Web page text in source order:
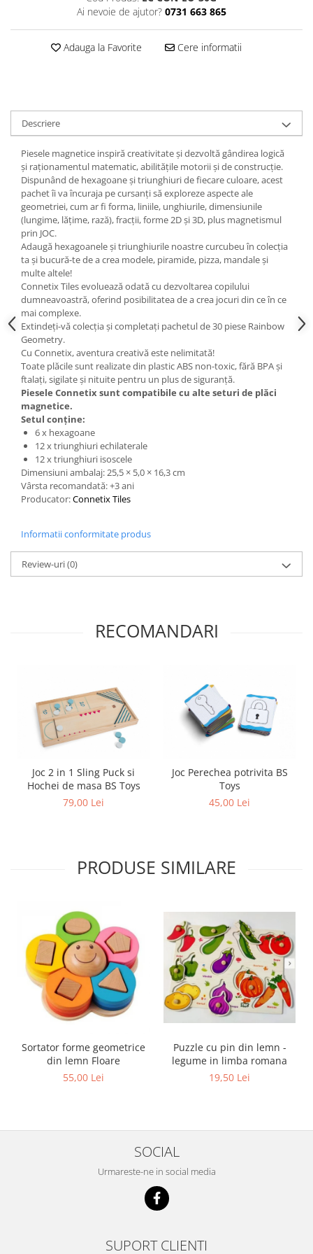
Ai nevoie de ajutor? 0731 663 865
Adauga la Favorite Cere informatii
Descriere
Piesele magnetice inspiră creativitate și dezvoltă gândirea logică
și raționamentul matematic, abilitățile motorii și de construcție.
Dispunând de hexagoane și triunghiuri de fiecare culoare, acest
pachet îi va încuraja pe cursanți să exploreze aspecte ale
geometriei, cum ar fi forma, liniile, unghiurile, dimensiunile
(lungime, lățime, rază), fracții, forme 2D și 3D, plus magnetismul
prin JOC.
Adaugă hexagoanele și triunghiurile noastre curcubeu în colecția
ta și bucură-te de a crea modele, piramide, pizza, mandale și
multe altele!
Connetix Tiles evoluează odată cu dezvoltarea copilului
dumneavoastră, oferind posibilitatea de a crea jocuri din ce în ce
mai complexe.
Extindeți-vă colecția și completați pachetul de 30 piese Rainbow
Geometry.
Cu Connetix, aventura creativă este nelimitată!
Toate plăcile sunt realizate din plastic ABS non-toxic, fără BPA și
ftalați, sigilate și nituite pentru un plus de siguranță.
Piesele Connetix sunt compatibile cu alte seturi de plăci
magnetice.
Setul conține:
6 x hexagoane
12 x triunghiuri echilaterale
12 x triunghiuri isoscele
Dimensiuni ambalaj: 25,5 × 5,0 × 16,3 cm
Vârsta recomandată: +3 ani
Producator:Connetix Tiles
Informatii conformitate produs
Review-uri(0)
RECOMANDARI
Joc 2 in 1 Sling Puck si
Hochei de masa BS Toys
79,00 Lei
Joc Perechea potrivita BS
Toys
45,00 Lei
PRODUSE SIMILARE
Sortator forme geometrice
din lemn Floare
55,00 Lei
Puzzle cu pin din lemn -
legume in limba romana
19,50 Lei
SOCIAL
Urmareste-ne in social media
SUPORT CLIENTI